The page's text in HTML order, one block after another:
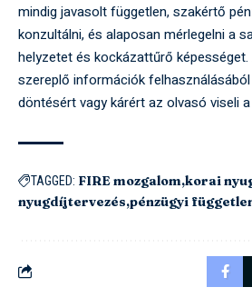
mindig javasolt független, szakértő
konzultálni, és alaposan mérlegelni a
helyzetet és kockázattűrő
szereplő információk
döntésért vagy kárért az olvasó viseli
TAGGED: FIRE mozgalom korai
nyugdíjtervezés pénzügyi